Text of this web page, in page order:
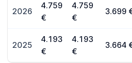
2026
4.759
€
4.759
€
3.699
2025
4.193
€
4.193
€
3.664